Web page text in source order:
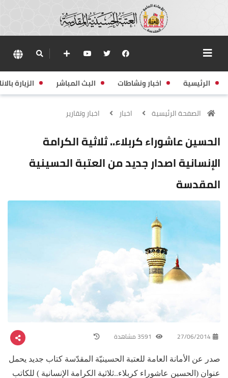
الرئيسية اخبار ونشاطات البث المباشر الزيارة
الصفحة الرئيسية اخبار اخبار وتقارير
الحسين عاشوراء كربلاء.. ثلاثية الكرامة
الإنسانية اصدار جديد من العتبة الحسينية
المقدسة
27/06/2014
صدر عن الأمانة العامة للعتبة الحسينيّة المقدّسة كتاب جديد يحمل
عنوان (الحسين عاشوراء كربلاء..ثلاثية الكرامة الإنسانية ) للكاتب